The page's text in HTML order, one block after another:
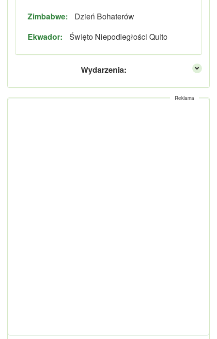
Zimbabwe:
Dzień Bohaterów
Ekwador:
Święto Niepodległości Quito
Wydarzenia:
Reklama